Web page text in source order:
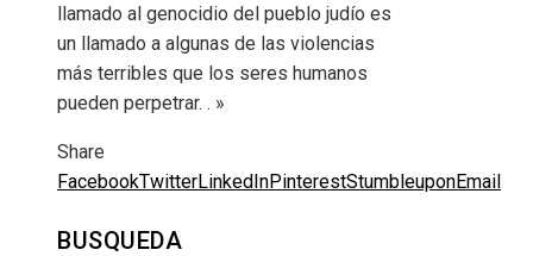
llamado al genocidio del pueblo judío es
un llamado a algunas de las violencias
más terribles que los seres humanos
pueden perpetrar. . »
Share
FacebookTwitterLinkedInPinterestStumbleuponEmail
BUSQUEDA